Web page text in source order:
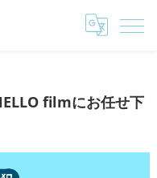
で窓ガラスフィルムはHELLO filmにお任せ
filmにお任せ下